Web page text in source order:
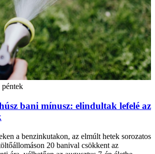
péntek
bani mínusz: elindultak lefelé az
a benzinkutakon, az elmúlt hetek sorozatos
20 banival csökkent az